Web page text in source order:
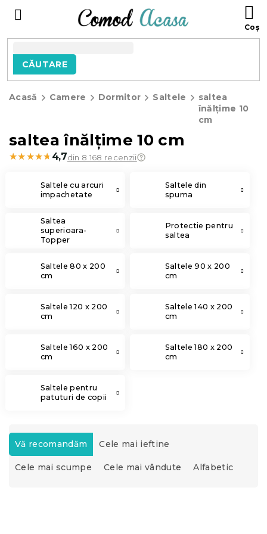
CĂUTARE
Acasă Camere Dormitor Saltele
saltea
înălțime 10
cm
saltea înălțime 10 cm
★★★★★
★★★★★ 4,7din 8 168 recenzii
Saltele cu arcuri
impachetate
Saltele din
spuma
Saltea
superioara-
Topper
Protectie pentru
saltea
Saltele 80 x 200
cm
Saltele 90 x 200
cm
Saltele 120 x 200
cm
Saltele 140 x 200
cm
Saltele 160 x 200
cm
Saltele 180 x 200
cm
Saltele pentru
patuturi de copii
S
e
l
e
Vă recomandăm Cele mai ieftine
Cele mai scumpe Cele mai vândute Alfabetic